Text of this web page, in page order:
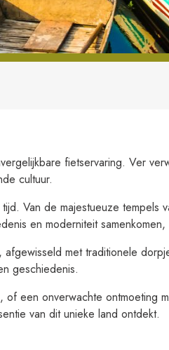
fietservaring. Ver
cultuur.
Van de majestueuze
en moderniteit
met traditionele
geschiedenis.
onverwachte ontmoeting
van dit unieke land ontdekt.